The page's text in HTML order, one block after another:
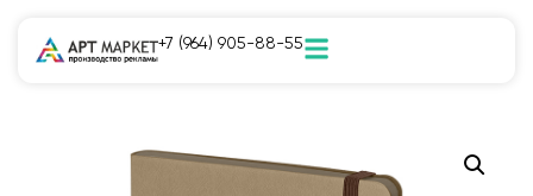
+7 (964) 905-88-55